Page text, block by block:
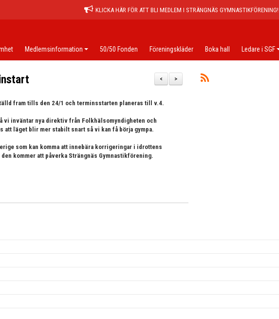
KLICKA HÄR FÖR ATT BLI MEDLEM I STRÄNGNÄS GYMNASTIKFÖRENING!
Medlemsinformation 50/50 Fonden Föreningskläder Boka hall Ledare i SGF
>
<
fram tills den 24/1 och terminsstarten planeras till v.4.
vi inväntar nya direktiv från Folkhälsomyndigheten och
att läget blir mer stabilt snart så vi kan få börja gympa.
som kan komma att innebära korrigeringar i idrottens
kommer att påverka Strängnäs Gymnastikförening.